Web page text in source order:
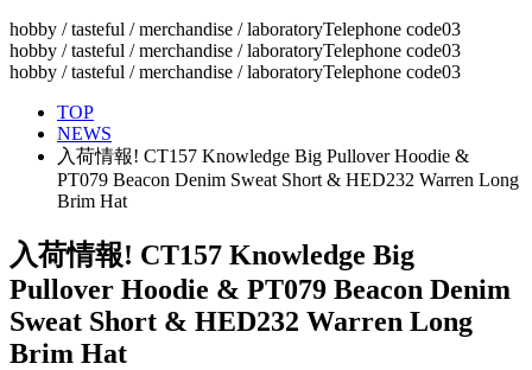
hobby / tasteful / merchandise / laboratoryTelephone code03
hobby / tasteful / merchandise / laboratoryTelephone code03
hobby / tasteful / merchandise / laboratoryTelephone code03
TOP
NEWS
入荷情報! CT157 Knowledge Big Pullover Hoodie &
PT079 Beacon Denim Sweat Short & HED232 Warren Long
Brim Hat
入荷情報! CT157 Knowledge Big
Pullover Hoodie & PT079 Beacon Denim
Sweat Short & HED232 Warren Long
Brim Hat